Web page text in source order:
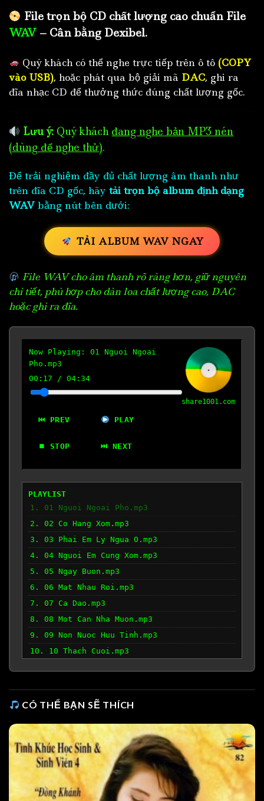
File trọn bộ CD chất lượng cao chuẩn File
WAV – Cân bằng Dexibel.
Quý khách có thể nghe trực tiếp trên ô tô (COPY
vào USB), hoặc phát qua bộ giải mã DAC, ghi ra
đĩa nhạc CD để thưởng thức đúng chất lượng gốc.
Lưu ý: Quý khách đang nghe bản MP3 nén
(dùng để nghe thử).
Để trải nghiệm đầy đủ chất lượng âm thanh như
trên đĩa CD gốc, hãy tải trọn bộ album định dạng
WAV bằng nút bên dưới:
TẢI ALBUM WAV NGAY
File WAV cho âm thanh rõ ràng hơn, giữ nguyên
chi tiết, phù hợp cho dàn loa chất lượng cao, DAC
hoặc ghi ra đĩa.
Now Playing: 01 Nguoi Ngoai
Pho.mp3
00:18 / 04:34
⏮ PREV PLAY
⏹ STOP ⏭ NEXT
share1001.com
PLAYLIST
1. 01 Nguoi Ngoai Pho.mp3
2. 02 Co Hang Xom.mp3
3. 03 Phai Em Ly Ngua O.mp3
4. 04 Nguoi Em Cung Xom.mp3
5. 05 Ngay Buon.mp3
6. 06 Mat Nhau Roi.mp3
7. 07 Ca Dao.mp3
8. 08 Mot Can Nha Muon.mp3
9. 09 Non Nuoc Huu Tinh.mp3
10. 10 Thach Cuoi.mp3
CÓ THỂ BẠN SẼ THÍCH